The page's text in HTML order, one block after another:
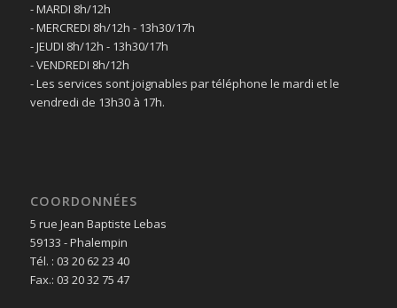
- MARDI 8h/12h
- MERCREDI 8h/12h - 13h30/17h
- JEUDI 8h/12h - 13h30/17h
- VENDREDI 8h/12h
- Les services sont joignables par téléphone le mardi et le
vendredi de 13h30 à 17h.
COORDONNÉES
5 rue Jean Baptiste Lebas
59133 - Phalempin
Tél. : 03 20 62 23 40
Fax.: 03 20 32 75 47